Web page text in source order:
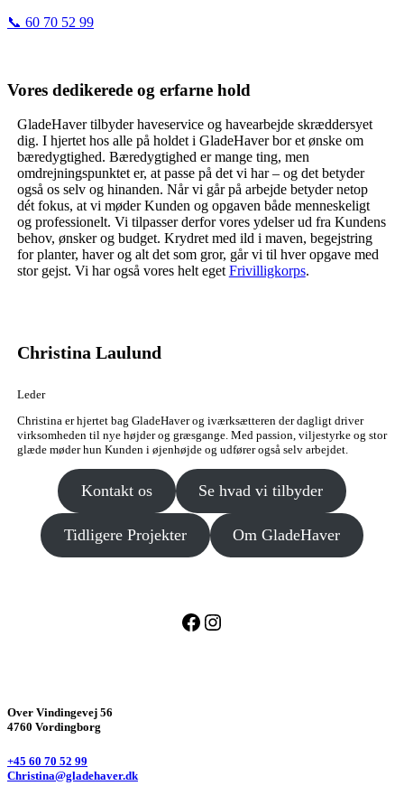
📞 60 70 52 99
Vores dedikerede og erfarne hold
GladeHaver tilbyder haveservice og havearbejde skræddersyet
dig. I hjertet hos alle på holdet i GladeHaver bor et ønske om
bæredygtighed. Bæredygtighed er mange ting, men
omdrejningspunktet er, at passe på det vi har – og det betyder
også os selv og hinanden. Når vi går på arbejde betyder netop
dét fokus, at vi møder Kunden og opgaven både menneskeligt
og professionelt. Vi tilpasser derfor vores ydelser ud fra Kundens
behov, ønsker og budget. Krydret med ild i maven, begejstring
for planter, haver og alt det som gror, går vi til hver opgave med
stor gejst. Vi har også vores helt egetFrivilligkorps.
Christina Laulund
Leder
Christina er hjertet bag GladeHaver og iværksætteren der dagligt driver
virksomheden til nye højder og græsgange. Med passion, viljestyrke og stor
glæde møder hun Kunden i øjenhøjde og udfører også selv arbejdet.
Kontakt os Se hvad vi tilbyder
Tidligere Projekter Om GladeHaver
Facebook
Instagram
Over Vindingevej 56
4760 Vordingborg
+45 60 70 52 99
Christina@gladehaver.dk